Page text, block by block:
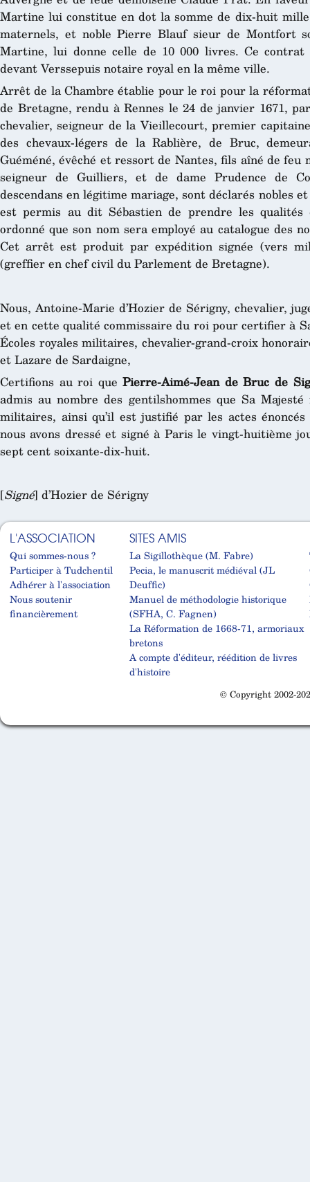
Martine lui constitue en dot la somme de dix-huit
maternels, et noble Pierre Blauf sieur de Montfort
Martine, lui donne celle de 10 000 livres. Ce
devant Verssepuis notaire royal en la même ville.
Arrêt de la Chambre établie pour le roi pour la
de Bretagne, rendu à Rennes le 24 de janvier 1671,
chevalier, seigneur de la Vieillecourt, premier
des chevaux-légers de la Rablière, de Bruc,
Guéméné, évêché et ressort de Nantes, fils aîné de feu
seigneur de Guilliers, et de dame Prudence de
descendans en légitime mariage, sont déclarés nobles
est permis au dit Sébastien de prendre les
ordonné que son nom sera employé au catalogue des
Cet arrêt est produit par expédition signée (vers
(greffier en chef civil du Parlement de Bretagne).
Nous, Antoine-Marie d’Hozier de Sérigny, chevalier,
et en cette qualité commissaire du roi pour certifier à
Écoles royales militaires, chevalier-grand-croix
et Lazare de Sardaigne,
Certifions au roi quePierre-Aimé-Jean de Bruc de
admis au nombre des gentilshommes que Sa
militaires, ainsi qu’il est justifié par les actes
nous avons dressé et signé à Paris le vingt-huitième
sept cent soixante-dix-huit.
[Signé] d’Hozier de Sérigny
L'ASSOCIATION
Qui sommes-nous ?
Participer à Tudchentil
Adhérer à l'association
Nous soutenir
financièrement
SITES AMIS
La Sigillothèque (M. Fabre)
Pecia, le manuscrit médiéval (JL
Deuffic)
Manuel de méthodologie historique
(SFHA, C. Fagnen)
La Réformation de 1668-71, armoriaux
bretons
A compte d'éditeur, réédition de livres
d'histoire
© Copyright 2002-